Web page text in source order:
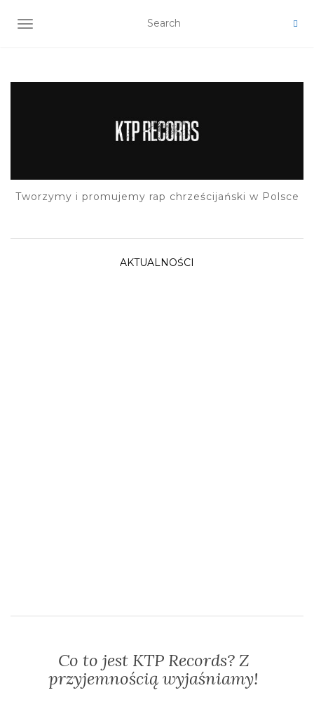
TOGGLE NAVIGATION
Tworzymy i promujemy rap chrześcijański w Polsce
AKTUALNOŚCI
Co to jest KTP Records? Z
przyjemnością wyjaśniamy!